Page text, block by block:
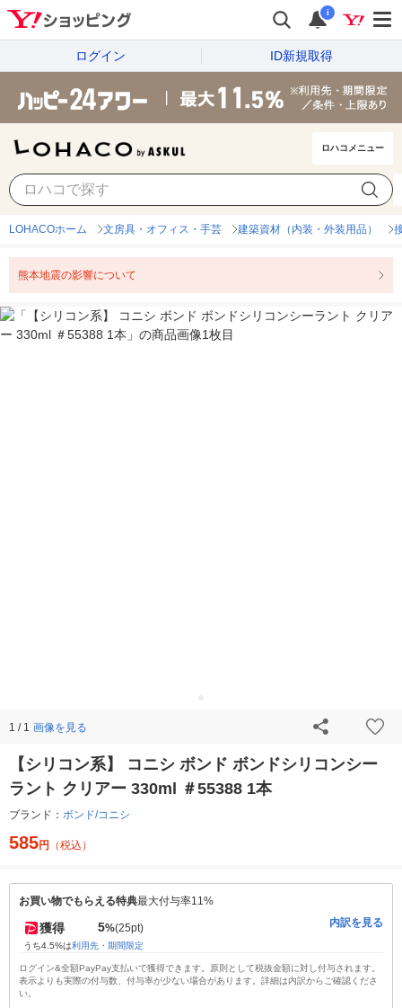
i
ログイン ID新規取得
ロハコメニュー
LOHACOホーム 文房具・オフィス・手芸 建築資材（内装・外装用品）
熊本地震の影響について
1 / 1 画像を見る
【シリコン系】 コニシ ボンド ボンドシリコンシー
ラント クリアー 330ml ＃55388 1本
ブランド： ボンド/コニシ
585円 （税込）
お買い物でもらえる特典最大付与率11%
獲得 5%(25pt)
うち4.5%は利用先・期間限定
内訳を見る
ログイン&全額PayPay支払いで獲得できます。原則として税抜金額に対し付与されます。
表示よりも実際の付与数、付与率が少ない場合があります。詳細は内訳からご確認くださ
い。